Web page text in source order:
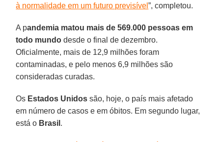
à normalidade em um futuro previsível”, completou.
A pandemia matou mais de 569.000 pessoas em
todo mundo desde o final de dezembro.
Oficialmente, mais de 12,9 milhões foram
contaminadas, e pelo menos 6,9 milhões são
consideradas curadas.
Os Estados Unidos são, hoje, o país mais afetado
em número de casos e em óbitos. Em segundo lugar,
está o Brasil .